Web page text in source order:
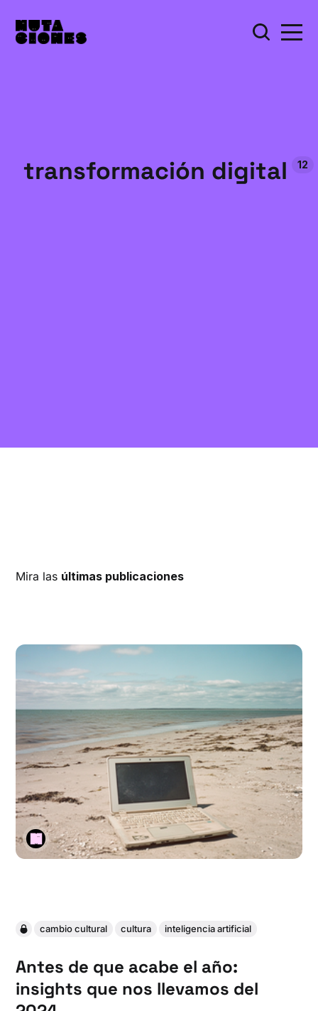
transformación digital 12
Mira las últimas publicaciones
cambio cultural cultura inteligencia artificial
Antes de que acabe el año:
insights que nos llevamos del